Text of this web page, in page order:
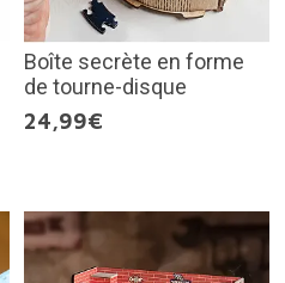
Boîte secrète en forme
de tourne-disque
24,99€